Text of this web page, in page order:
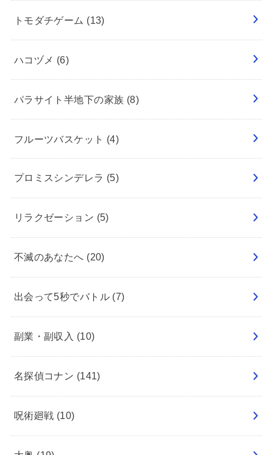
トモダチゲーム (13)
ハコヅメ (6)
パラサイト半地下の家族 (8)
フルーツバスケット (4)
プロミスシンデレラ (5)
リラクゼーション (5)
不滅のあなたへ (20)
出会って5秒でバトル (7)
副業・副収入 (10)
名探偵コナン (141)
呪術廻戦 (10)